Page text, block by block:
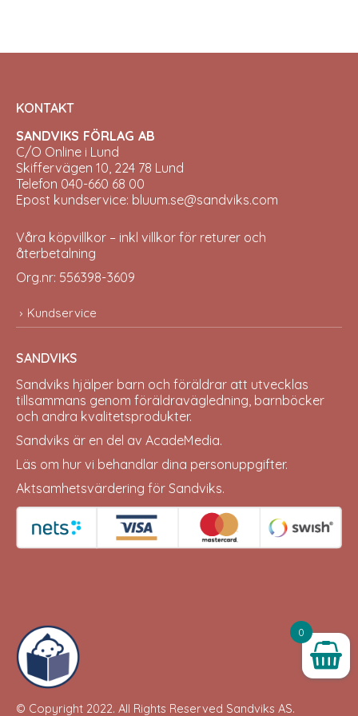
KONTAKT
SANDVIKS FÖRLAG AB
C/O Online i Lund
Skiffervägen 10, 224 78 Lund
Telefon 040-660 68 00
Epost kundservice: bluum.se@sandviks.com
Våra köpvillkor – inkl villkor för returer och
återbetalning
Org.nr: 556398-3609
Kundservice
SANDVIKS
Sandviks hjälper barn och föräldrar att utvecklas
tillsammans genom föräldravägledning, barnböcker
och andra kvalitetsprodukter.
Sandviks är en del av AcadeMedia.
Läs om hur vi behandlar dina personuppgifter.
Aktsamhetsvärdering för Sandviks.
© Copyright 2022. All Rights Reserved Sandviks AS.
0